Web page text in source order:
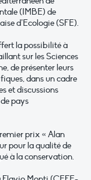
(IMBE) de
d’Ecologie (SFE).
la possibilité à
sur les Sciences
de présenter leurs
dans un cadre
et discussions
pays
prix « Alan
pour la qualité de
à la conservation.